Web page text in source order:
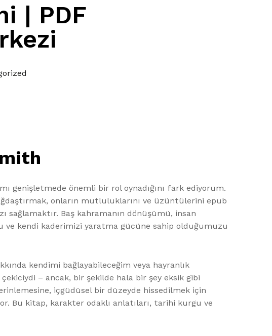
| PDF
genişletmede önemli bir rol oynadığını fark ediyorum.
onların mutluluklarını ve üzüntülerini epub
sağlamaktır. Baş kahramanın dönüşümü, insan
ve kendi kaderimizi yaratma gücüne sahip olduğumuzu
kendimi bağlayabileceğim veya hayranlık
– ancak, bir şekilde hala bir şey eksik gibi
içgüdüsel bir düzeyde hissedilmek için
Bu kitap, karakter odaklı anlatıları, tarihi kurgu ve